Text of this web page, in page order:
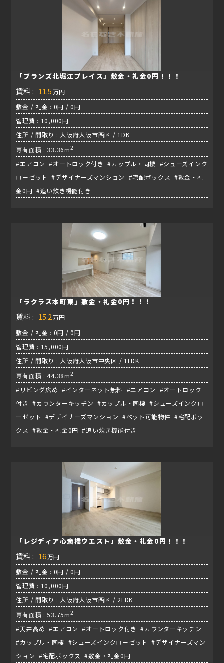
「ブランズ北堀江プレイス」敷金・礼金0円！！！
賃料 : 11.5 万円
敷金 / 礼金 : 0円 / 0円
管理費 : 10,000円
住所 / 間取り : 大阪府大阪市西区 / 1DK
専有面積 : 33.36m2
#エアコン #オートロック付き #カップル・同棲 #シューズインク
ローゼット #デザイナーズマンション #宅配ボックス #敷金・礼
金0円 #追い炊き機能付き
「ラクラス本町東」敷金・礼金0円！！！
賃料 : 15.2 万円
敷金 / 礼金 : 0円 / 0円
管理費 : 15,000円
住所 / 間取り : 大阪府大阪市中央区 / 1LDK
専有面積 : 44.38m2
#リビング広め #インターネット無料 #エアコン #オートロック
付き #カウンターキッチン #カップル・同棲 #シューズインクロ
ーゼット #デザイナーズマンション #ペット可能物件 #宅配ボッ
クス #敷金・礼金0円 #追い炊き機能付き
「レジディア心斎橋ウエスト」敷金・礼金0円！！！
賃料 : 16万円
敷金 / 礼金 : 0円 / 0円
管理費 : 10,000円
住所 / 間取り : 大阪府大阪市西区 / 2LDK
専有面積 : 53.75m2
#天井高め #エアコン #オートロック付き #カウンターキッチン
#カップル・同棲 #シューズインクローゼット #デザイナーズマン
ション #宅配ボックス #敷金・礼金0円